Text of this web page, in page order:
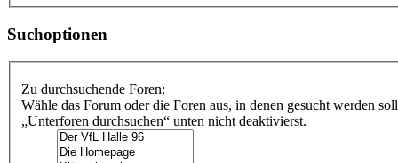
Suchoptionen
Zu durchsuchende Foren:
Wähle das Forum oder die Foren aus, in denen gesucht werden
„Unterforen durchsuchen“ unten nicht deaktivierst.